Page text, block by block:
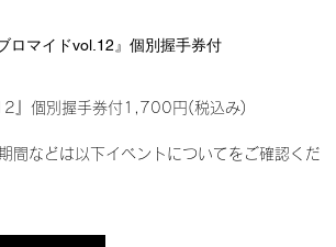
ロマイドvol.12』個別握手券付
』個別握手券付1,700円(税込み)
間などは以下イベントについてをご確認くだ